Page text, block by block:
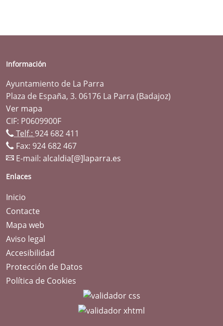
Información
Ayuntamiento de La Parra
Plaza de España, 3. 06176 La Parra (Badajoz)
Ver mapa
CIF: P0609900F
Telf.: 924 682 411
Fax: 924 682 467
E-mail: alcaldia[@]laparra.es
Enlaces
Inicio
Contacte
Mapa web
Aviso legal
Accesibilidad
Protección de Datos
Política de Cookies